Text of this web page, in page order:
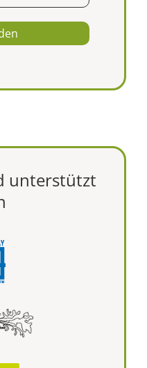
unterstützt